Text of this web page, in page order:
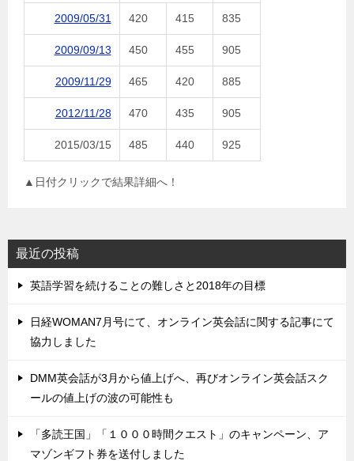
2009/05/31 420 415 835
2009/09/13 450 455 905
2009/11/29 465 420 885
2012/11/28 470 435 905
2015/03/15 485 440 925
▲日付クリックで結果詳細へ！
最近の投稿
英語学習を続けることの難しさと2018年の目標
日経WOMAN7月号にて、オンライン英会話に関する記事にて
協力しました
DMM英会話が3月から値上げへ、再びオンライン英会話スク
ールの値上げの波の可能性も
「多読王国」「１０００時間クエスト」のキャンペーン、ア
マゾンギフト券を送付しました